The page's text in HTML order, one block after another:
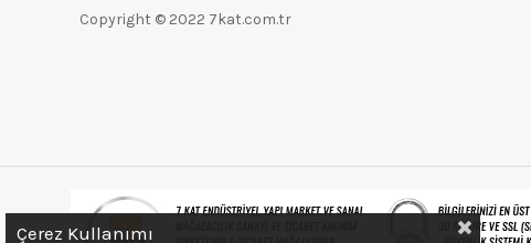
Copyright © 2022 7kat.com.tr
Çerez Kullanımı